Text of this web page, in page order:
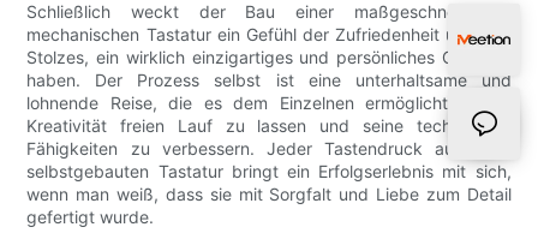
Schließlich weckt der Bau einer maßgeschneiderten
mechanischen Tastatur ein Gefühl der Zufriedenheit und des
Stolzes, ein wirklich einzigartiges und persönliches Gerät zu
haben. Der Prozess selbst ist eine unterhaltsame und
lohnende Reise, die es dem Einzelnen ermöglicht, seiner
Kreativität freien Lauf zu lassen und seine technischen
Fähigkeiten zu verbessern. Jeder Tastendruck auf einer
selbstgebauten Tastatur bringt ein Erfolgserlebnis mit sich,
wenn man weiß, dass sie mit Sorgfalt und Liebe zum Detail
gefertigt wurde.